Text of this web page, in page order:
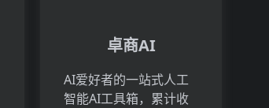
卓商AI
AI爱好者的一站式人工
智能AI工具箱，累计收